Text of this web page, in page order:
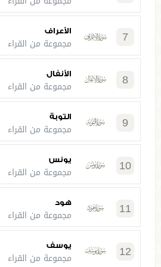
7 الأعراف
مجموعة من القراء
8 الأنفال
مجموعة من القراء
9 التوبة
مجموعة من القراء
10 يونس
مجموعة من القراء
11 هود
مجموعة من القراء
12 يوسف
مجموعة من القراء